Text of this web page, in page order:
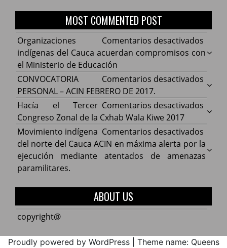
MOST COMMENTED POST
Comentarios desactivados
Cauca
con
de
Organizaciones
indígenas del Cauca acuerdan compromisos con
el Ministerio de Educación
Comentarios desactivados
ACIN
DE
CONVOCATORIA
PERSONAL – ACIN FEBRERO DE 2017.
Comentarios desactivados
Hacía
la
2017
Hacía el Tercer
Congreso Zonal de la Cxhab Wala Kiwe 2017
Comentarios desactivados
Cauca
Movimiento indígena
del norte del Cauca ACIN en máxima alerta por la
ejecución mediante atentados de amenazas
paramilitares.
ABOUT US
copyright@
Proudly powered by WordPress Theme name: Queens